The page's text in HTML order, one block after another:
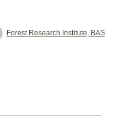
Forest Research Institute, BAS